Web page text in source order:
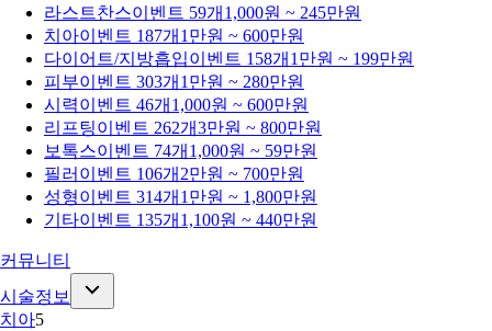
라스트찬스이벤트 59개 1,000원 ~ 245만원
치아이벤트 187개 1만원 ~ 600만원
다이어트/지방흡입이벤트 158개 1만원 ~ 199만원
피부이벤트 303개 1만원 ~ 280만원
시력이벤트 46개 1,000원 ~ 600만원
리프팅이벤트 262개3만원 ~ 800만원
보톡스이벤트 74개 1,000원 ~ 59만원
필러 이벤트 106개 2만원 ~ 700만원
성형이벤트 314개 1만원 ~ 1,800만원
기타이벤트 135개 1,100원 ~ 440만원
커뮤니티
시술정보
치아5